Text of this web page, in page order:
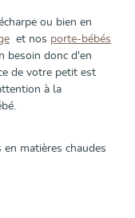
ou bien en
et nos porte-bébés
besoin donc d'en
de votre petit est
à la
en matières chaudes